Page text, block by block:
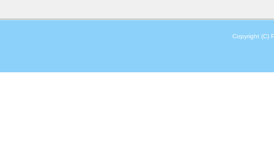
Copyright (C)